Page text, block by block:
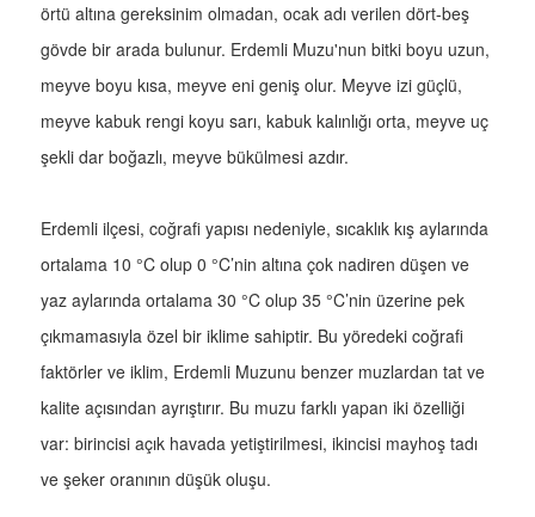
örtü altına gereksinim olmadan, ocak adı verilen dört-beş
gövde bir arada bulunur. Erdemli Muzu'nun bitki boyu uzun,
meyve boyu kısa, meyve eni geniş olur. Meyve izi güçlü,
meyve kabuk rengi koyu sarı, kabuk kalınlığı orta, meyve uç
şekli dar boğazlı, meyve bükülmesi azdır.
Erdemli ilçesi, coğrafi yapısı nedeniyle, sıcaklık kış aylarında
ortalama 10 °C olup 0 °C’nin altına çok nadiren düşen ve
yaz aylarında ortalama 30 °C olup 35 °C’nin üzerine pek
çıkmamasıyla özel bir iklime sahiptir. Bu yöredeki coğrafi
faktörler ve iklim, Erdemli Muzunu benzer muzlardan tat ve
kalite açısından ayrıştırır. Bu muzu farklı yapan iki özelliği
var: birincisi açık havada yetiştirilmesi, ikincisi mayhoş tadı
ve şeker oranının düşük oluşu.